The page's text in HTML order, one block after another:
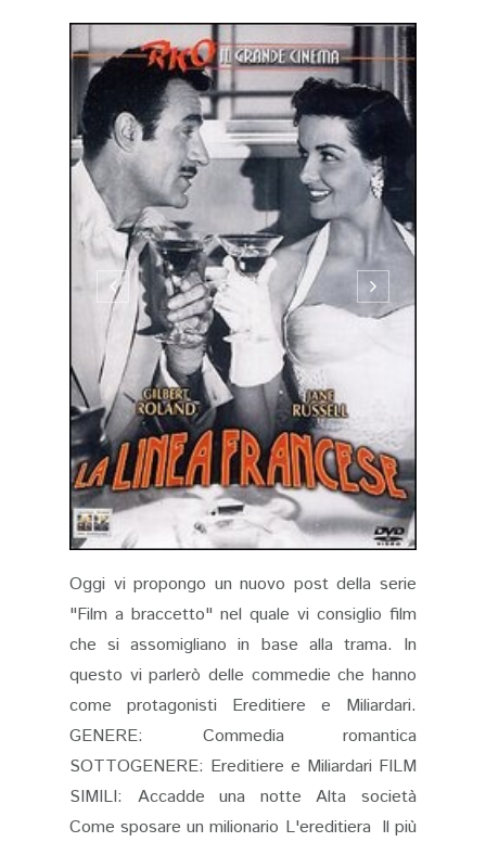
Oggi vi propongo un nuovo post della serie
"Film a braccetto" nel quale vi consiglio film
che si assomigliano in base alla trama. In
questo vi parlerò delle commedie che hanno
come protagonisti Ereditiere e Miliardari.
GENERE: Commedia romantica
SOTTOGENERE: Ereditiere e Miliardari FILM
SIMILI: Accadde una notte Alta società
Come sposare un milionario L'ereditiera Il più